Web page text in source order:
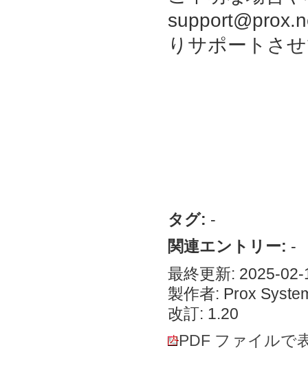
りサポートさ
タグ: -
関連エントリー: -
最終更新: 2025-
製作者: Prox
改訂: 1.20
PDF ファイルで